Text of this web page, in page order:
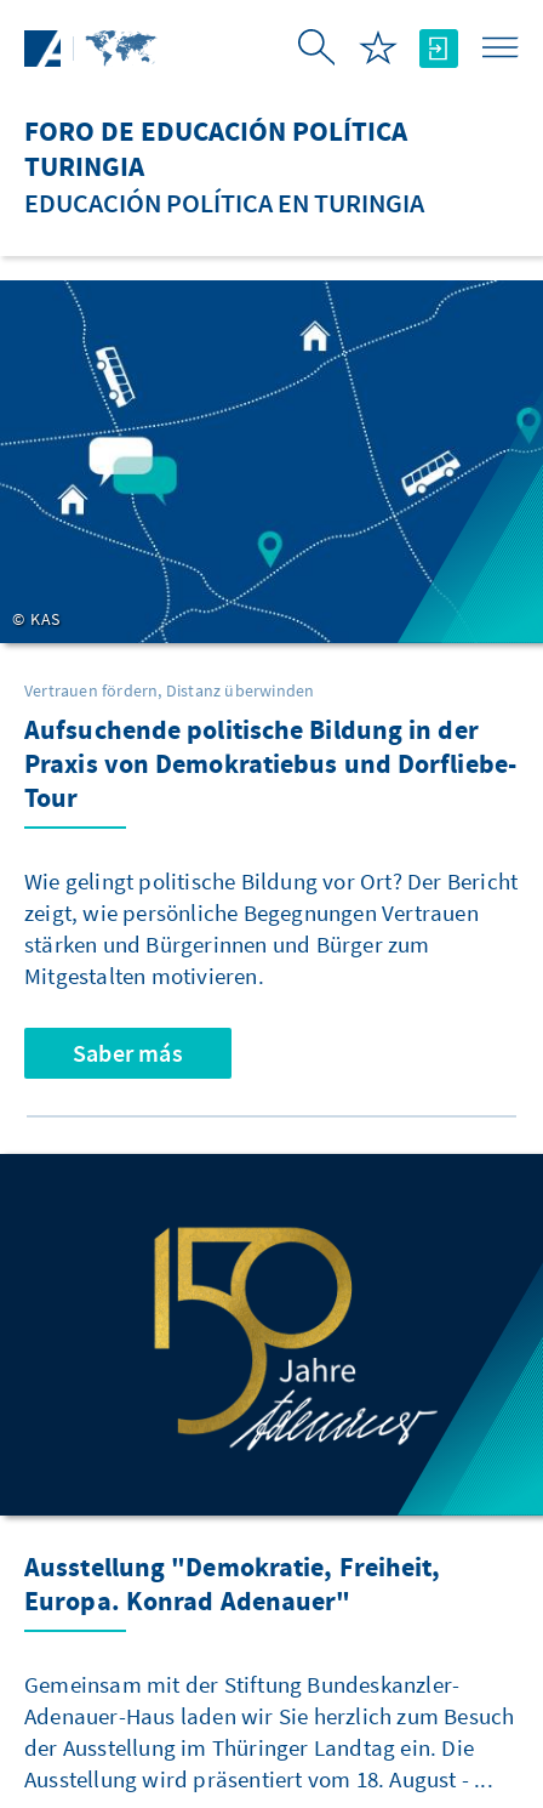
FORO DE EDUCACIÓN POLÍTICA
TURINGIA
EDUCACIÓN POLÍTICA EN TURINGIA
KAS
Vertrauen fördern, Distanz überwinden
Aufsuchende politische Bildung in der
Praxis von Demokratiebus und Dorfliebe-
Tour
Wie gelingt politische Bildung vor Ort? Der Bericht
zeigt, wie persönliche Begegnungen Vertrauen
stärken und Bürgerinnen und Bürger zum
Mitgestalten motivieren.
Saber más
Ausstellung "Demokratie, Freiheit,
Europa. Konrad Adenauer"
Gemeinsam mit der Stiftung Bundeskanzler-
Adenauer-Haus laden wir Sie herzlich zum Besuch
der Ausstellung im Thüringer Landtag ein. Die
Ausstellung wird präsentiert vom 18. August - ...